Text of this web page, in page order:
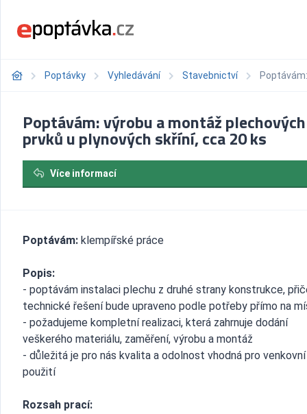
Poptávky Vyhledávání Stavebnictví
Poptávám: výrobu a montáž plechových
prvků u plynových skříní, cca 20 ks
Více informací
Poptávám: klempířské práce
Popis:
- poptávám instalaci plechu z druhé strany konstrukce,
technické řešení bude upraveno podle potřeby přímo na
- požadujeme kompletní realizaci, která zahrnuje dodání
veškerého materiálu, zaměření, výrobu a montáž
- důležitá je pro nás kvalita a odolnost vhodná pro venkovní
použití
Rozsah prací: